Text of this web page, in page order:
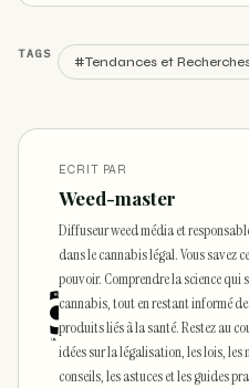
TAGS
#Tendances et
ECRIT PAR
Weed-master
Diffuseur weed média et
dans le cannabis légal. Vous savez
pouvoir. Comprendre la science qui
cannabis, tout en restant informé
produits liés à la santé. Restez au
idées sur la légalisation, les lois,
conseils, les astuces et les guides